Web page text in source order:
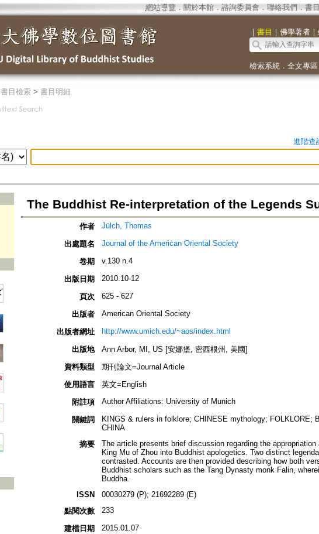
網站導覽 ． 關於本館． 諮詢委員會． 聯絡我們 ． 書
｜ 書目 ｜ 佛學著者｜
檢索系統． 全文專區
書目檢索> 書目明細
進階查
The Buddhist Re-interpretation of the Legends
作者 Jülch, Thomas
出處題名 Journal of the American Oriental Society
卷期 v.130 n.4
出版日期 2010.10-12
頁次 625 - 627
出版者 American Oriental Society
出版者網址 http://www.umich.edu/~aos/index.html
出版地
Ann Arbor, MI, US [安娜堡, 密西根州, 美國]
資料類型
期刊論文=Journal Article
使用語言
英文=English
附註項
Author Affiliations: University of Munich
關鍵詞
KINGS & rulers in folklore; CHINESE mythology; FOLKLORE;
CHINA
摘要
The article presents brief discussion regarding the
King Mu of Zhou into Buddhist apologetics. Two distinct
contrasted. Accounts are then provided describing how both
Buddhist scholars such as the Tang Dynasty monk Falin,
Buddha.
ISSN
00030279 (P); 21692289 (E)
點閱次數
233
建檔日期 2015.01.07